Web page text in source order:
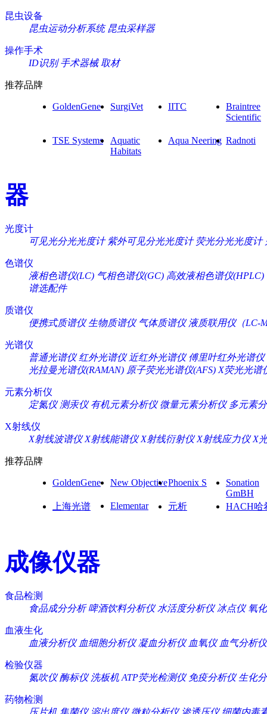
昆虫设备
昆虫运动分析系统 昆虫采样器
操作手术
ID识别 手术器械 取材
推荐品牌
GoldenGene SurgiVet IITC
Braintree
Scientific
TSE Systems
Aquatic
Habitats
Aqua Neering Radnoti
器
光度计
可见光分光光度计 紫外可见分光光度计 荧光分光光度计
色谱仪
液相色谱仪(LC) 气相色谱仪(GC) 高效液相色谱仪(HPLC)
谱选配件
质谱仪
便携式质谱仪 生物质谱仪 气体质谱仪 液质联用仪（LC-
光谱仪
普通光谱仪 红外光谱仪 近红外光谱仪 傅里叶红外光谱仪
光拉曼光谱仪(RAMAN) 原子荧光光谱仪(AFS) X荧光光谱
元素分析仪
定氮仪 测汞仪 有机元素分析仪 微量元素分析仪 多元素
X射线仪
X射线波谱仪 X射线能谱仪 X射线衍射仪 X射线应力仪 X
推荐品牌
GoldenGene New ObjectivePhoenix S
Sonation
GmBH
上海光谱
Elementar 元析 HACH哈
成像仪器
食品检测
食品成分分析 啤酒饮料分析仪 水活度分析仪 冰点仪 氧
血液生化
血液分析仪 血细胞分析仪 凝血分析仪 血氧仪 血气分析仪
检验仪器
氮吹仪 酶标仪 洗板机 ATP荧光检测仪 免疫分析仪 生化
药物检测
压片机 集菌仪 溶出度仪 微粒分析仪 渗透压仪 细菌内毒